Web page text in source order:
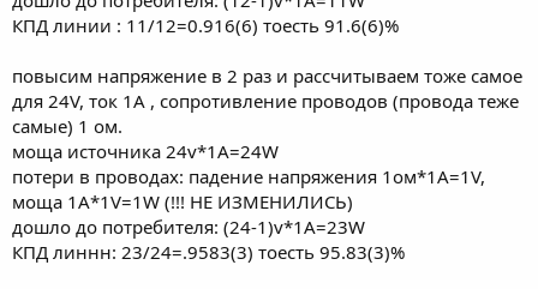
КПД линии : 11/12=0.916(6) тоесть 91.6(6)%
повысим напряжение в 2 раз и рассчитываем тоже самое
для 24V, ток 1A , сопротивление проводов (провода теже
самые) 1 ом.
моща источника 24v*1A=24W
потери в проводах: падение напряжения 1ом*1А=1V,
моща 1А*1V=1W (!!! НЕ ИЗМЕНИЛИСЬ)
дошло до потребителя: (24-1)v*1A=23W
КПД линнн: 23/24=.9583(3) тоесть 95.83(3)%